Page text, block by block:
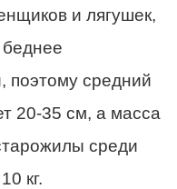
и лягушек,
поэтому средний
20-35 см, а масса
среди
кг.